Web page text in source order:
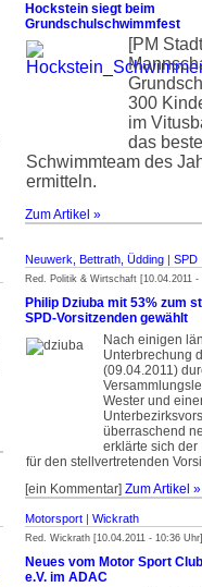
Hockstein siegt beim
Grundschulschwimmfest
[PM
300
im
das beste
Schwimmteam des
ermitteln.
Zum Artikel »
Neuwerk, Bettrath, Üdding | SPD
Red. Politik & Wirtschaft [10.04.2011 -
Philip Dziuba mit 53% zum
SPD-Vorsitzenden gewählt
Nach einigen
Unterbrechung
(09.04.2011)
Wester und
überraschend
erklärte sich
für den stellvertretenden
[ein Kommentar] Zum Artikel »
Motorsport | Wickrath
Red. Wickrath [10.04.2011 - 10:36 Uhr]
Neues vom Motor Sport
e.V. im ADAC